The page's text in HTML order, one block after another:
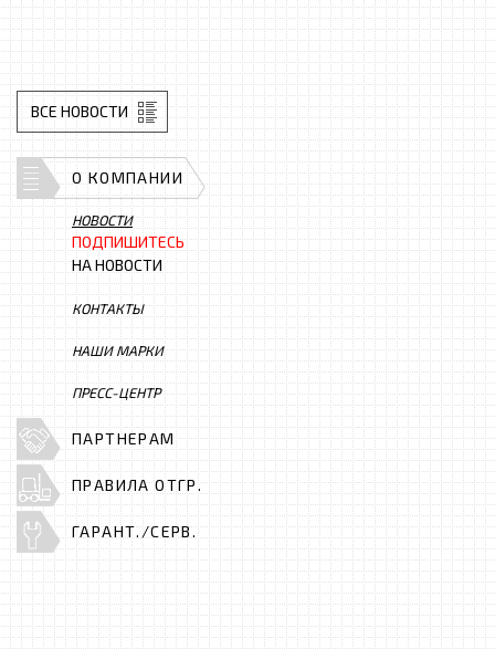
ВСЕ НОВОСТИ
О КОМПАНИИ
НОВОСТИ
ПОДПИШИТЕСЬ
НА НОВОСТИ
КОНТАКТЫ
НАШИ МАРКИ
ПРЕСС-ЦЕНТР
ПАРТНЕРАМ
ПРАВИЛА ОТГР.
ГАРАНТ./СЕРВ.